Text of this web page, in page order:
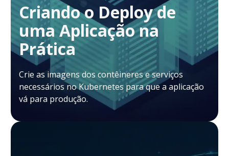
Criando o Deploy de
uma Aplicação na
Prática
Crie as imagens dos contêineres e serviços
necessários no Kubernetes para que a aplicação
vá para produção.